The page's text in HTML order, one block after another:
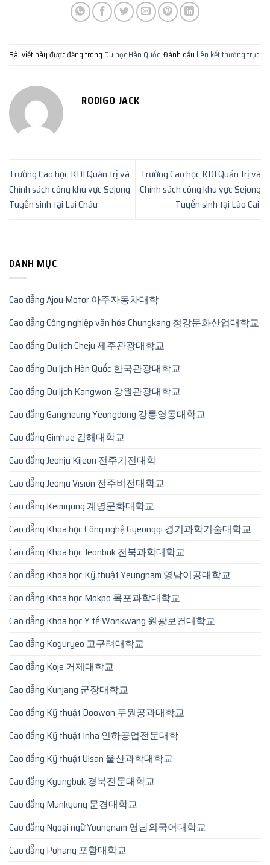
Bài viết này được đăng trong Du học Hàn Quốc. Đánh dấu liên kết thường trực.
RODIGO JACK
Trường Cao học KDI Quản trị và
Chính sách công khu vực Sejong
Tuyển sinh tại Lai Châu
Trường Cao học KDI Quản trị và
Chính sách công khu vực Sejong
Tuyển sinh tại Lào Cai
DANH MỤC
Cao đẳng Ajou Motor 아주자동차대학
Cao đẳng Công nghiệp văn hóa Chungkang 청강문화산업대학교
Cao đẳng Du lịch Cheju 제주관광대학교
Cao đẳng Du lịch Hàn Quốc 한국관광대학교
Cao đẳng Du lịch Kangwon 강원관광대학교
Cao đẳng Gangneung Yeongdong 강릉영동대학교
Cao đẳng Gimhae 김해대학교
Cao đẳng Jeonju Kijeon 전주기전대학
Cao đẳng Jeonju Vision 전주비전대학교
Cao đẳng Keimyung 계명문화대학교
Cao đẳng Khoa học Công nghệ Gyeonggi 경기과학기술대학교
Cao đẳng Khoa học Jeonbuk 전북과학대학교
Cao đẳng Khoa học Kỹ thuật Yeungnam 영남이공대학교
Cao đẳng Khoa học Mokpo 목포과학대학교
Cao đẳng Khoa học Y tế Wonkwang 원광보건대학교
Cao đẳng Koguryeo 고구려대학교
Cao đẳng Koje 거제대학교
Cao đẳng Kunjang 군장대학교
Cao đẳng Kỹ thuật Doowon 두원공과대학교
Cao đẳng Kỹ thuật Inha 인하공업전문대학
Cao đẳng Kỹ thuật Ulsan 울산과학대학교
Cao đẳng Kyungbuk 경북전문대학교
Cao đẳng Munkyung 문경대학교
Cao đẳng Ngoại ngữ Youngnam 영남외국어대학교
Cao đẳng Pohang 포항대학교